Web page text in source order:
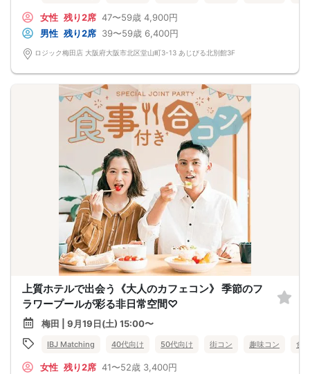
女性 残り2席 47〜59歳 4,900円
男性 残り2席 39〜59歳 6,400円
ロジック梅田店 大阪府大阪市北区堂山町3-13 あじびる北別館3F
上質ホテルで出会う《大人のカフェコン》 季節のフ
ラワープールが彩る非日常空間♡
梅田 | 9月19日(土) 15:00〜
IBJ Matching 40代向け 50代向け 街コン 趣味コン 食
女性 残り2席 41〜52歳 3,400円